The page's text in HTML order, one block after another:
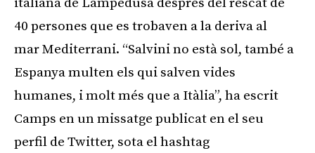
italiana de Lampedusa després del rescat de
40 persones que es trobaven a la deriva al
mar Mediterrani. “Salvini no està sol, també a
Espanya multen els qui salven vides
humanes, i molt més que a Itàlia”, ha escrit
Camps en un missatge publicat en el seu
perfil de Twitter, sota el hashtag